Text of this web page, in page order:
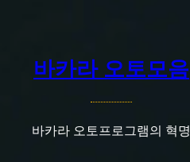
바카라 오토모음
바카라 오토프로그램의 혁명